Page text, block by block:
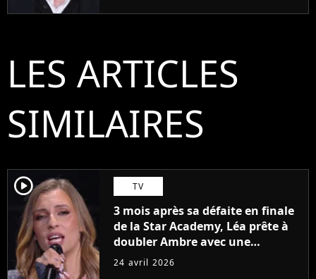
LES ARTICLES
SIMILAIRES
player2 TV
3 mois après sa défaite en finale
de la Star Academy, Léa prête à
doubler Ambre avec une
première chanson ?
24 avril 2026